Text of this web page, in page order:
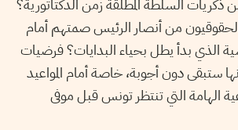
السلطة المطلقة زمن الدكتاتورية؟
من أنصار الرئيس صمتهم أمام
الذي بدأ يطل بحياء البدايات؟ فرضيات
ستبقى دون أجوبة، خاصة أمام المواعيد
الهامة التي تنتظر تونس قبل موفى